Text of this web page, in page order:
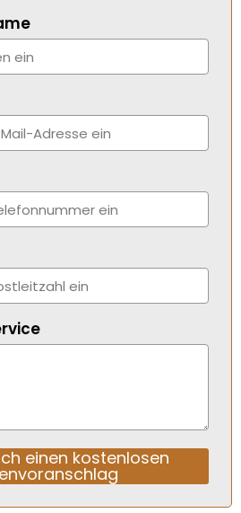
einen kostenlosen